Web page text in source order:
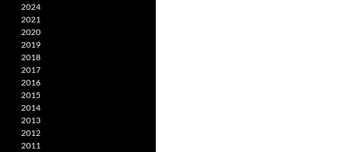
2024
2021
2020
2019
2018
2017
2016
2015
2014
2013
2012
2011